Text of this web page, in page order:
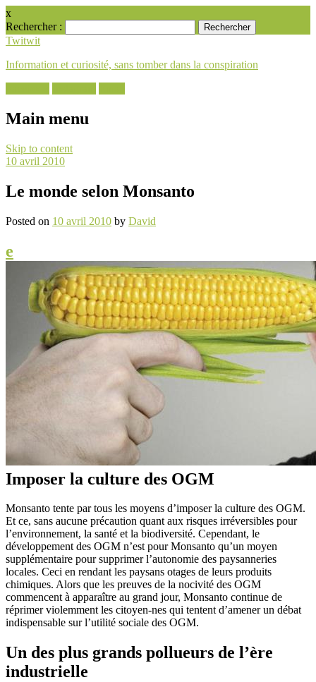
x
Rechercher :
Twitwit
Information et curiosité, sans tomber dans la conspiration
Main menu
Skip to content
10 avril 2010
Le monde selon Monsanto
Posted on 10 avril 2010 by David
e
Imposer la culture des OGM
Monsanto tente par tous les moyens d’imposer la culture des OGM.
Et ce, sans aucune précaution quant aux risques irréversibles pour
l’environnement, la santé et la biodiversité. Cependant, le
développement des OGM n’est pour Monsanto qu’un moyen
supplémentaire pour supprimer l’autonomie des paysanneries
locales. Ceci en rendant les paysans otages de leurs produits
chimiques. Alors que les preuves de la nocivité des OGM
commencent à apparaître au grand jour, Monsanto continue de
réprimer violemment les citoyen-nes qui tentent d’amener un débat
indispensable sur l’utilité sociale des OGM.
Un des plus grands pollueurs de l’ère
industrielle